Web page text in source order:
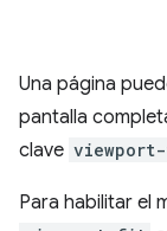
Una página
pantalla
clave
Para habilitar el